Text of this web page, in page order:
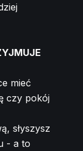
mieć
czy pokój
słyszysz
- a to